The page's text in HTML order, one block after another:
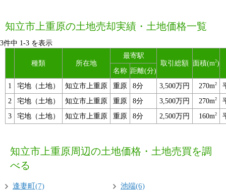
知立市上重原の土地売却実績・土地価格一覧
3件中 1-3 を表示
種類 所在地
最寄駅
取引総額 面積(m2)
名称 距離(分)
1
宅地（土地） 知立市上重原 重原 8分 3,500万円 270m2
2
宅地（土地） 知立市上重原 重原 8分 3,500万円 270m2
3
宅地（土地） 知立市上重原 重原 8分 2,500万円 160m2
知立市上重原周辺の土地価格・土地売買を調
べる
逢妻町(7) 池端(6)